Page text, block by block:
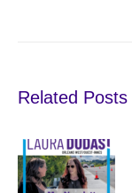
Related Posts